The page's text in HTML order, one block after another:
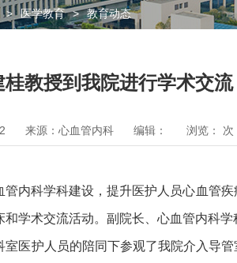
> 医学教育 > 教育动态
教授到我院进行学术交流
来源：心血管内科 编辑： 浏览： 次
管内科学科建设，提升医护人员心血管
学术交流活动。副院长、心血管内科
室医护人员的陪同下参观了我院介入导